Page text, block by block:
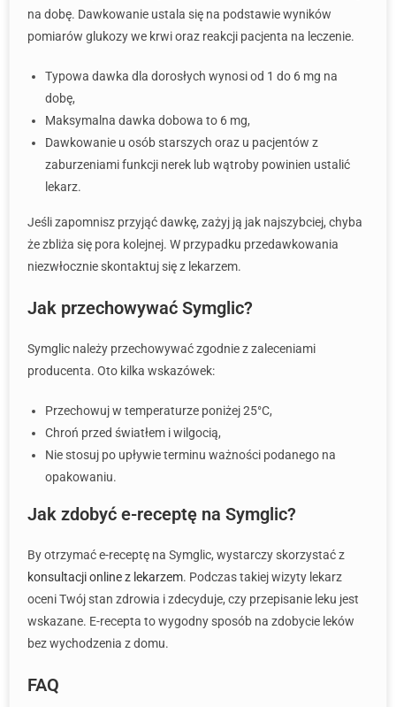
na dobę. Dawkowanie ustala się na podstawie wyników
pomiarów glukozy we krwi oraz reakcji pacjenta na leczenie.
Typowa dawka dla dorosłych wynosi od 1 do 6 mg na
dobę,
Maksymalna dawka dobowa to 6 mg,
Dawkowanie u osób starszych oraz u pacjentów z
zaburzeniami funkcji nerek lub wątroby powinien ustalić
lekarz.
Jeśli zapomnisz przyjąć dawkę, zażyj ją jak najszybciej, chyba
że zbliża się pora kolejnej. W przypadku przedawkowania
niezwłocznie skontaktuj się z lekarzem.
Jak przechowywać Symglic?
Symglic należy przechowywać zgodnie z zaleceniami
producenta. Oto kilka wskazówek:
Przechowuj w temperaturze poniżej 25°C,
Chroń przed światłem i wilgocią,
Nie stosuj po upływie terminu ważności podanego na
opakowaniu.
Jak zdobyć e-receptę na Symglic?
By otrzymać e-receptę na Symglic, wystarczy skorzystać z
konsultacji online z lekarzem. Podczas takiej wizyty lekarz
oceni Twój stan zdrowia i zdecyduje, czy przepisanie leku jest
wskazane. E-recepta to wygodny sposób na zdobycie leków
bez wychodzenia z domu.
FAQ